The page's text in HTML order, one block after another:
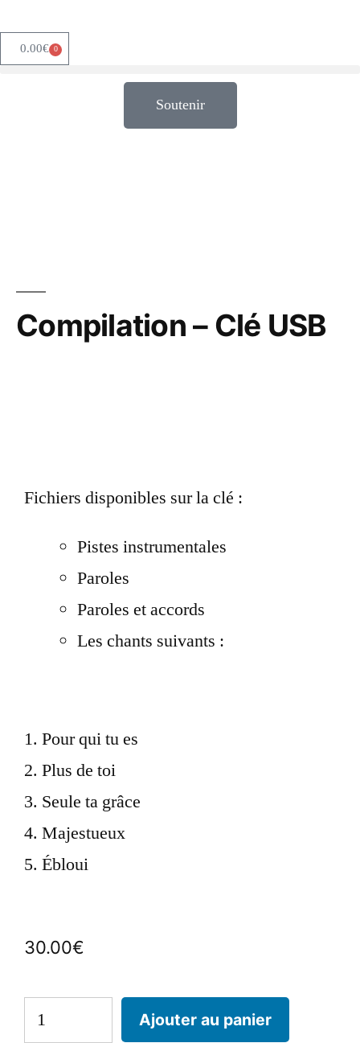
0.00€ 0
Soutenir
Compilation – Clé USB
Fichiers disponibles sur la clé :
Pistes instrumentales
Paroles
Paroles et accords
Les chants suivants :
Pour qui tu es
Plus de toi
Seule ta grâce
Majestueux
Ébloui
30.00€
Ajouter au panier